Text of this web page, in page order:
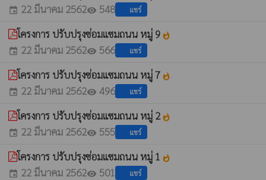
event 22 มีนาคม 2562visibility 548 แชร์
โครงการ ปรับปรุงซ่อมแซมถนน หมู่ 9 whatshot
event 22 มีนาคม 2562visibility 566 แชร์
โครงการ ปรับปรุงซ่อมแซมถนน หมู่ 7 whatshot
event 22 มีนาคม 2562visibility 496 แชร์
โครงการ ปรับปรุงซ่อมแซมถนน หมู่ 2 whatshot
event 22 มีนาคม 2562visibility 555 แชร์
โครงการ ปรับปรุงซ่อมแซมถนน หมู่ 1 whatshot
event 22 มีนาคม 2562visibility 501 แชร์